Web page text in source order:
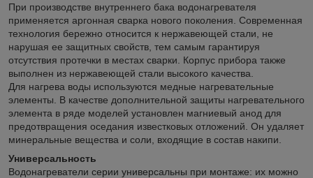
При производстве внутреннего бака водонагревателя
применяется аргонная сварка нового поколения. Современная
технология бережно относится к нержавеющей стали, не
нарушая ее защитных свойств, тем самым гарантируя
отсутствия протечки в местах сварки. Корпус прибора также
выполнен из нержавеющей стали высокого качества.
Для нагрева воды используются медные нагревательные
элементы. В качестве дополнительной защиты нагревательного
элемента в ряде моделей установлен магниевый анод для
предотвращения оседания известковых отложений. Он удаляет
минеральные вещества и соли, входящие в состав накипи.
Универсальность
Водонагреватели серии универсальны при монтаже: их можно